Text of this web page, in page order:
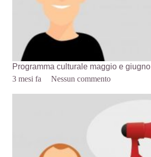
Programma culturale maggio e giugno
3 mesi fa
Nessun commento